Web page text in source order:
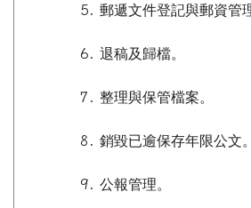
5. 郵遞文件登記與郵資管
6. 退稿及歸檔。
7. 整理與保管檔案。
8. 銷毀已逾保存年限公文。
9. 公報管理。